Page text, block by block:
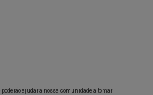
ajudar a nossa comunidade a tomar